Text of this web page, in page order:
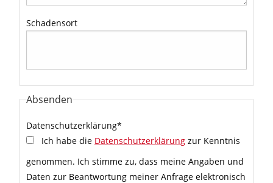
Schadensort
Absenden
Datenschutzerklärung*
Ich habe die Datenschutzerklärung zur Kenntnis
genommen. Ich stimme zu, dass meine Angaben und
Daten zur Beantwortung meiner Anfrage elektronisch